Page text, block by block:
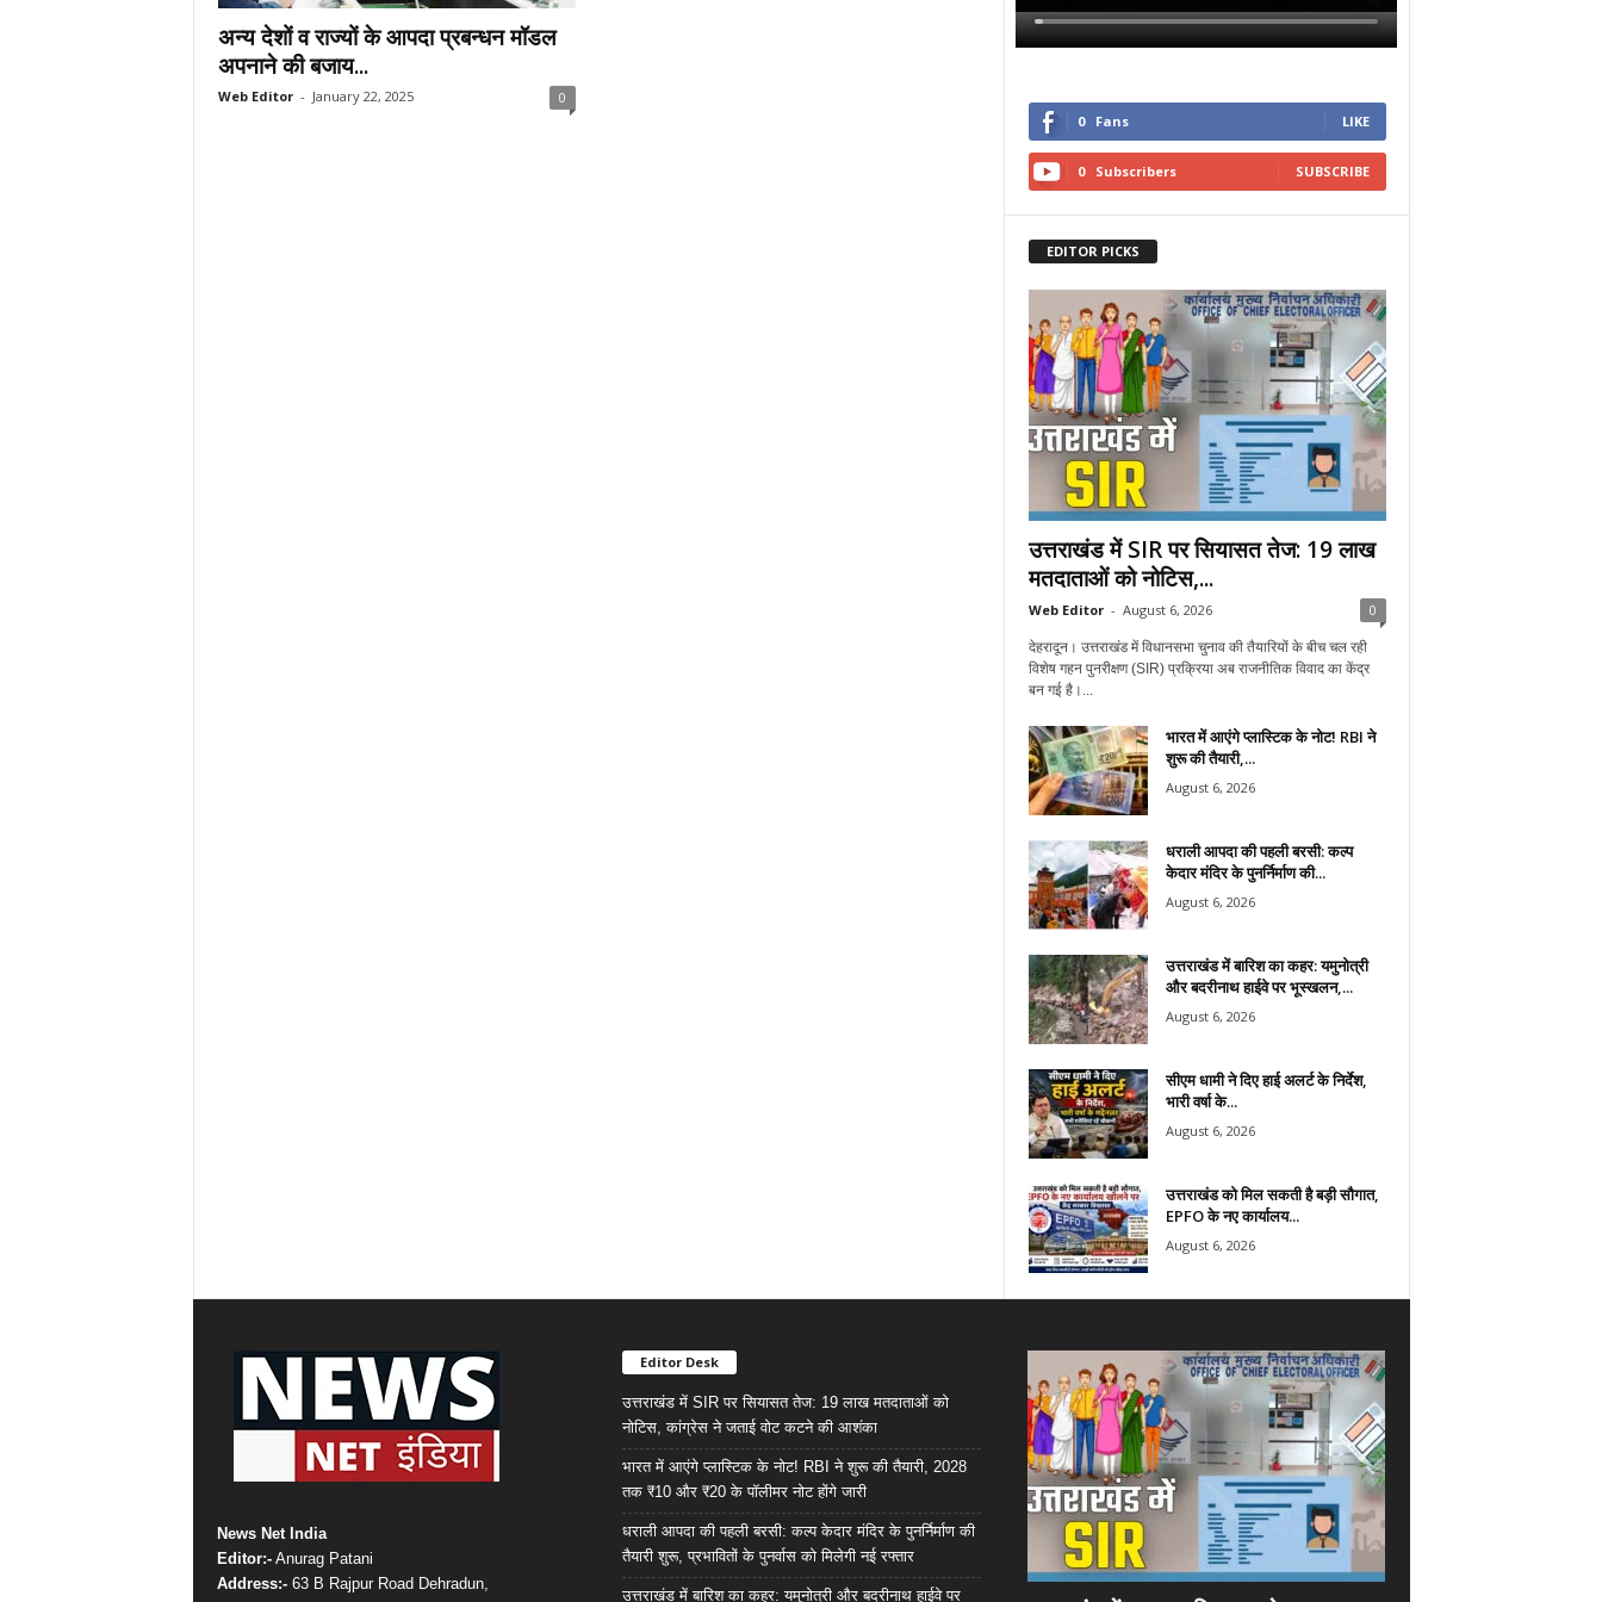
अन्य देशों व राज्यों के आपदा प्रबन्धन मॉडल
अपनाने की बजाय...
Web Editor - January 22, 2025 0
0 Fans LIKE
0 Subscribers SUBSCRIBE
EDITOR PICKS
उत्तराखंड में SIR पर सियासत तेज: 19 लाख
मतदाताओं को नोटिस,...
Web Editor - August 6, 2026 0
देहरादून। उत्तराखंड में विधानसभा चुनाव की तैयारियों के बीच चल रही
विशेष गहन पुनरीक्षण (SIR) प्रक्रिया अब राजनीतिक विवाद का केंद्र
बन गई है।...
भारत में आएंगे प्लास्टिक के नोट! RBI ने
शुरू की तैयारी,...
August 6, 2026
धराली आपदा की पहली बरसी: कल्प
केदार मंदिर के पुनर्निर्माण की...
August 6, 2026
उत्तराखंड में बारिश का कहर: यमुनोत्री
और बदरीनाथ हाईवे पर भूस्खलन,...
August 6, 2026
सीएम धामी ने दिए हाई अलर्ट के निर्देश,
भारी वर्षा के...
August 6, 2026
उत्तराखंड को मिल सकती है बड़ी सौगात,
EPFO के नए कार्यालय...
August 6, 2026
News Net India
Editor:-Anurag Patani
Address:-63 B Rajpur Road Dehradun,
Editor Desk
उत्तराखंड में SIR पर सियासत तेज: 19 लाख मतदाताओं को
नोटिस, कांग्रेस ने जताई वोट कटने की आशंका
भारत में आएंगे प्लास्टिक के नोट! RBI ने शुरू की तैयारी, 2028
तक ₹10 और ₹20 के पॉलीमर नोट होंगे जारी
धराली आपदा की पहली बरसी: कल्प केदार मंदिर के पुनर्निर्माण की
तैयारी शुरू, प्रभावितों के पुनर्वास को मिलेगी नई रफ्तार
उत्तराखंड में बारिश का कहर: यमुनोत्री और बदरीनाथ हाईवे पर